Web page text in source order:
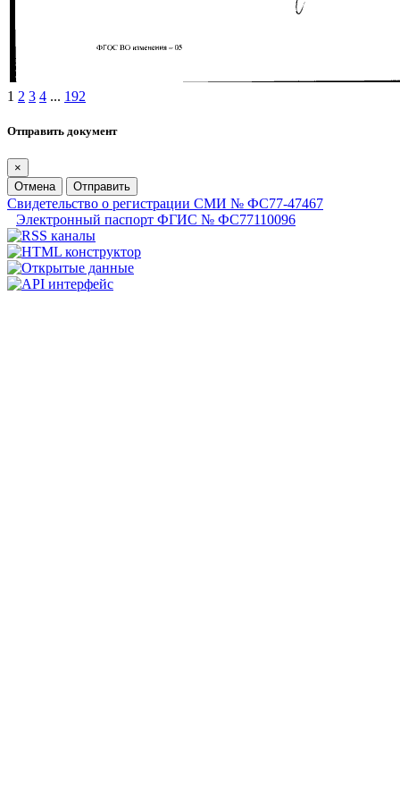
1 2 3 4 ... 192
Отправить документ
×
Отмена
Отправить
Свидетельство о регистрации СМИ № ФС77-47467
Электронный паспорт ФГИС № ФС77110096